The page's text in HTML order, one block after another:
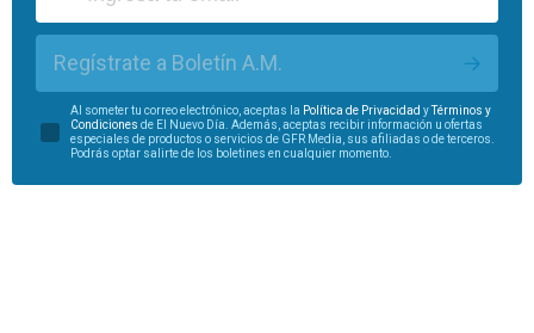
Regístrate a Boletín A.M.
Al someter tu correo electrónico, aceptas la Política de Privacidad y
Términos y
Condiciones de El Nuevo Día. Además, aceptas recibir información u ofertas
especiales de productos o servicios de GFR Media, sus afiliadas o de terceros.
Podrás optar salirte de los boletines en cualquier momento.